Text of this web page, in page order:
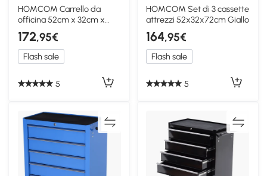
HOMCOM Carrello da
officina 52cm x 32cm x
72cm Rosso
172,95€
Flash sale
5
HOMCOM Set di 3 cassette
attrezzi 52x32x72cm Giallo
164,95€
Flash sale
5